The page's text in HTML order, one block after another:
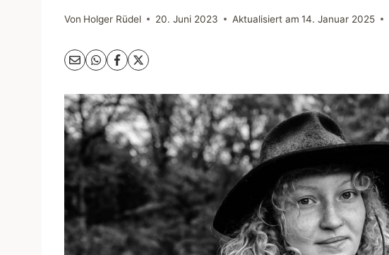
Von Holger Rüdel 20. Juni 2023 Aktualisiert am 14. Januar 2025